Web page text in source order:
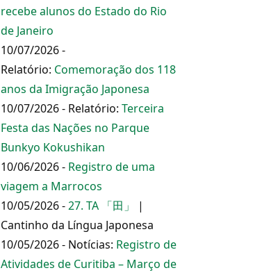
recebe alunos do Estado do Rio
de Janeiro
10/07/2026 -
Relatório: Comemoração dos 118
anos da Imigração Japonesa
10/07/2026 - Relatório: Terceira
Festa das Nações no Parque
Bunkyo Kokushikan
10/06/2026 - Registro de uma
viagem a Marrocos
10/05/2026 -27. TA 「田」
|
Cantinho da Língua Japonesa
10/05/2026 - Notícias: Registro de
Atividades de Curitiba – Março de